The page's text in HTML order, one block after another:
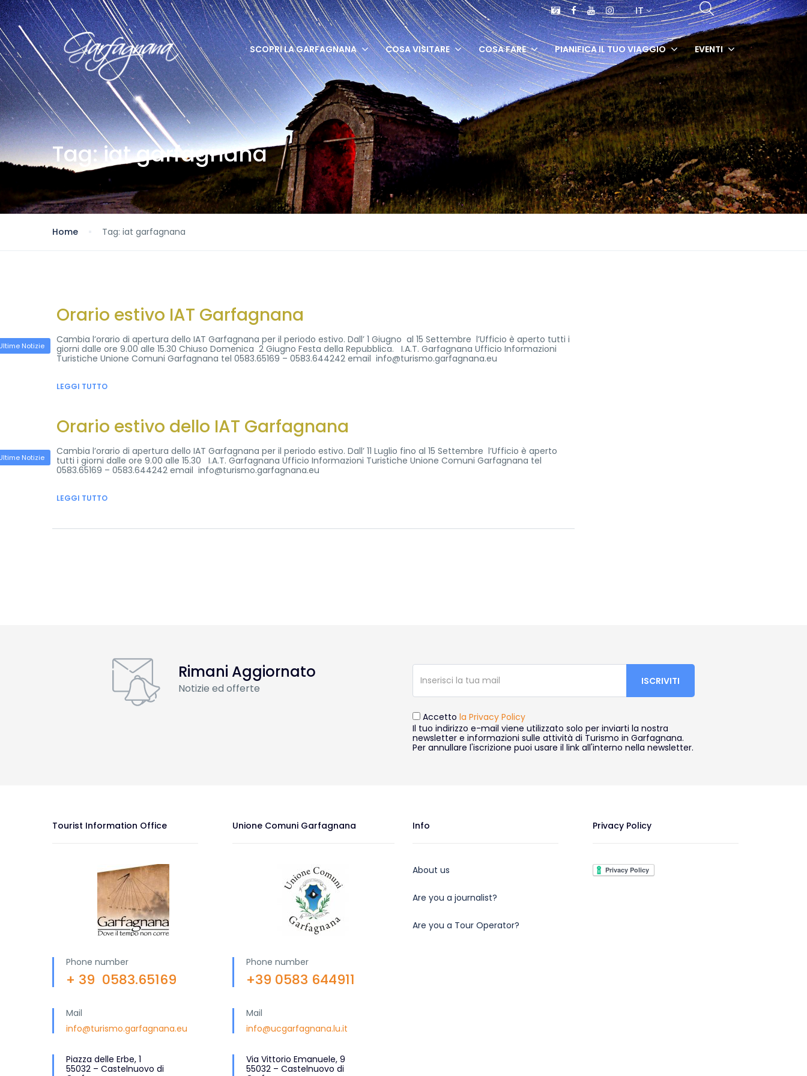
IT
SCOPRI LA GARFAGNANA COSA VISITARE COSA FARE PIANIFICA IL TUO VIAGGIO EVENTI
Tag:iat garfagnana
Home Tag: iat garfagnana
Notizie
Orario estivo IAT Garfagnana
Cambia l’orario di apertura dello IAT Garfagnana per il periodo estivo. Dall’ 1 Giugno al 15 Settembre l’Ufficio è aperto tutti i
giorni dalle ore 9.00 alle 15.30 Chiuso Domenica 2 Giugno Festa della Repubblica. I.A.T. Garfagnana Ufficio Informazioni
Turistiche Unione Comuni Garfagnana tel 0583.65169 – 0583.644242 email info@turismo.garfagnana.eu
LEGGI TUTTO
Notizie
Orario estivo dello IAT Garfagnana
Cambia l’orario di apertura dello IAT Garfagnana per il periodo estivo. Dall’ 11 Luglio fino al 15 Settembre l’Ufficio è aperto
tutti i giorni dalle ore 9.00 alle 15.30 I.A.T. Garfagnana Ufficio Informazioni Turistiche Unione Comuni Garfagnana tel
0583.65169 – 0583.644242 email info@turismo.garfagnana.eu
LEGGI TUTTO
Rimani Aggiornato
Notizie ed offerte
Accetto la Privacy Policy
Il tuo indirizzo e-mail viene utilizzato solo per inviarti la nostra
newsletter e informazioni sulle attività di Turismo in Garfagnana.
Per annullare l'iscrizione puoi usare il link all'interno nella newsletter.
Tourist Information Office
Phone number
+ 39 0583.65169
Mail
info@turismo.garfagnana.eu
Piazza delle Erbe, 1
55032 – Castelnuovo di
Unione Comuni Garfagnana
Phone number
+39 0583 644911
Mail
info@ucgarfagnana.lu.it
Via Vittorio Emanuele, 9
55032 – Castelnuovo di
Info
About us
Are you a journalist?
Are you a Tour Operator?
Privacy Policy